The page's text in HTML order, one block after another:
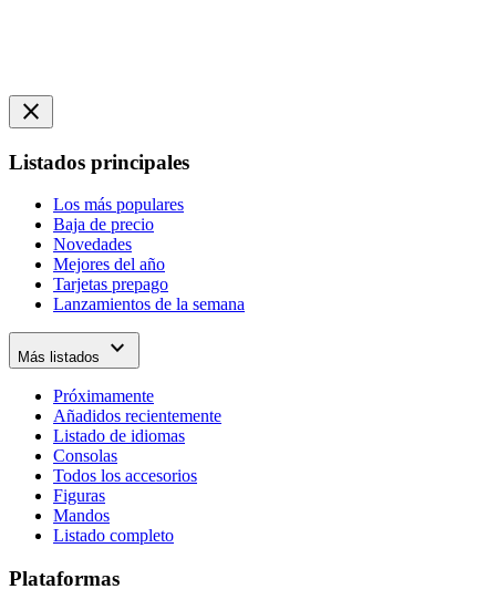
close
Listados principales
Los más populares
Baja de precio
Novedades
Mejores del año
Tarjetas prepago
Lanzamientos de la semana
Más listados expand_more
Próximamente
Añadidos recientemente
Listado de idiomas
Consolas
Todos los accesorios
Figuras
Mandos
Listado completo
Plataformas